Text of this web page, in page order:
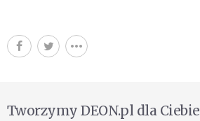
Tworzymy DEON.pl dla Ciebie